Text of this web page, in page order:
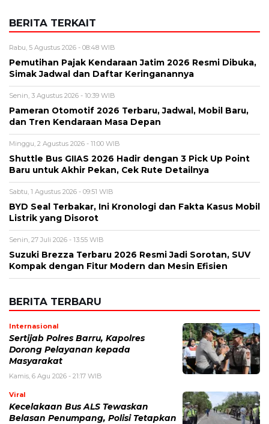
BERITA TERKAIT
Rabu, 5 Agustus 2026 - 08:48 WIB
Pemutihan Pajak Kendaraan Jatim 2026 Resmi Dibuka,
Simak Jadwal dan Daftar Keringanannya
Senin, 3 Agustus 2026 - 10:39 WIB
Pameran Otomotif 2026 Terbaru, Jadwal, Mobil Baru,
dan Tren Kendaraan Masa Depan
Minggu, 2 Agustus 2026 - 11:00 WIB
Shuttle Bus GIIAS 2026 Hadir dengan 3 Pick Up Point
Baru untuk Akhir Pekan, Cek Rute Detailnya
Sabtu, 1 Agustus 2026 - 09:51 WIB
BYD Seal Terbakar, Ini Kronologi dan Fakta Kasus Mobil
Listrik yang Disorot
Senin, 27 Juli 2026 - 13:55 WIB
Suzuki Brezza Terbaru 2026 Resmi Jadi Sorotan, SUV
Kompak dengan Fitur Modern dan Mesin Efisien
BERITA TERBARU
Internasional
Sertijab Polres Barru, Kapolres
Dorong Pelayanan kepada
Masyarakat
Kamis, 6 Agu 2026 - 21:17 WIB
Viral
Kecelakaan Bus ALS Tewaskan
Belasan Penumpang, Polisi Tetapkan